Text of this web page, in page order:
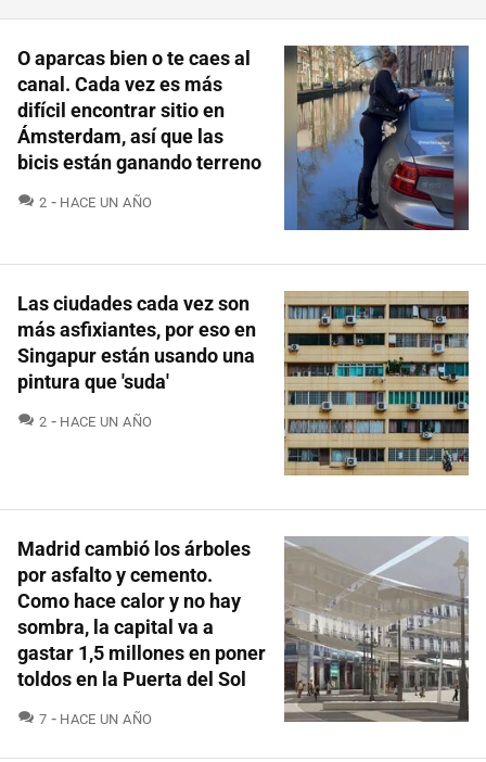
O aparcas bien o te caes al
canal. Cada vez es más
difícil encontrar sitio en
Ámsterdam, así que las
bicis están ganando terreno
2 COMENTARIOS
HACE UN AÑO
Las ciudades cada vez son
más asfixiantes, por eso en
Singapur están usando una
pintura que 'suda'
2 COMENTARIOS
HACE UN AÑO
Madrid cambió los árboles
por asfalto y cemento.
Como hace calor y no hay
sombra, la capital va a
gastar 1,5 millones en poner
toldos en la Puerta del Sol
7 COMENTARIOS
HACE UN AÑO